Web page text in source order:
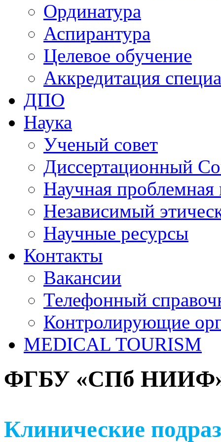
Ординатура
Аспирантура
Целевое обучение
Аккредитация
ДПО
Наука
Ученый совет
Диссертационный
Научная проблемная
Независимый
Научные ресурсы
Контакты
Вакансии
Телефонный
Контролирующие
MEDICAL TOURISM
ФГБУ «СПб НИИФ»
Клинические